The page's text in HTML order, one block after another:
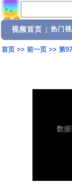
视频首页 热门
首页>> 前一页>> 第